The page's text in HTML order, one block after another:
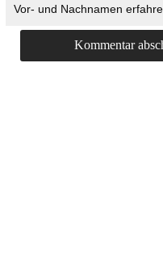
Vor- und Nachnamen